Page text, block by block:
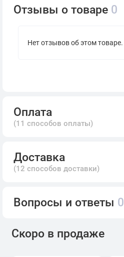
Отзывы о товаре 0
Нет отзывов об этом товаре.
Оплата
(11 способов оплаты)
Доставка
(12 способов доставки)
Вопросы и ответы 0
Скоро в продаже